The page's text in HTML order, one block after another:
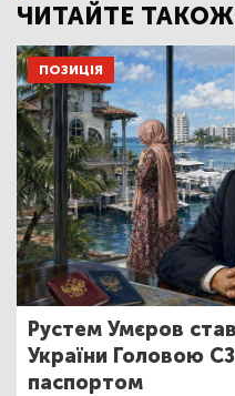
ЧИТАЙТЕ
ПОЗИЦІЯ
Рустем Умєров
України Головою
паспортом